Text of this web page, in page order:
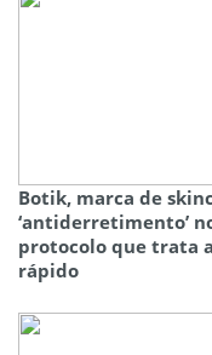
Botik, marca de
‘antiderretimento’
protocolo que trata
rápido